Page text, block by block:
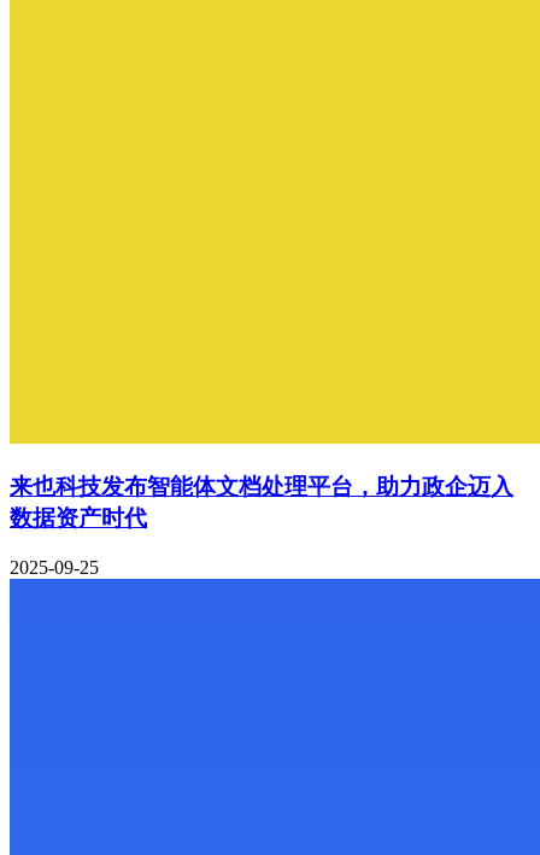
来也科技发布智能体文档处理平台，助力政企迈入
数据资产时代
2025-09-25